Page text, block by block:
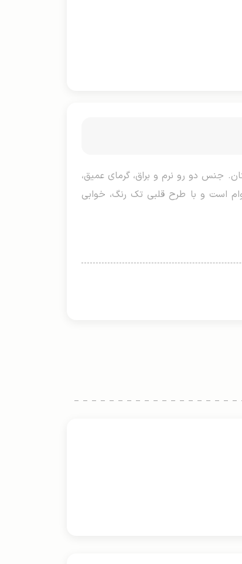
تخت‌های دو نفره در فصل زمستان. جنس دو رو نرم و براق، گرمای عمیق،
است و با طرح قلبی تک رنگ، خوابی